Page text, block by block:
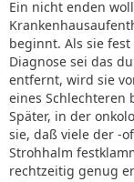
Ein nicht enden
beginnt. Als sie
Diagnose sei das
entfernt, wird sie
eines Schlechteren
Später, in der
sie, daß viele der -
Strohhalm
rechtzeitig genug